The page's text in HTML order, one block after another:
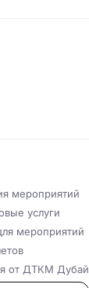
мероприятий
услуги
мероприятий
от ДТКМ Дубай